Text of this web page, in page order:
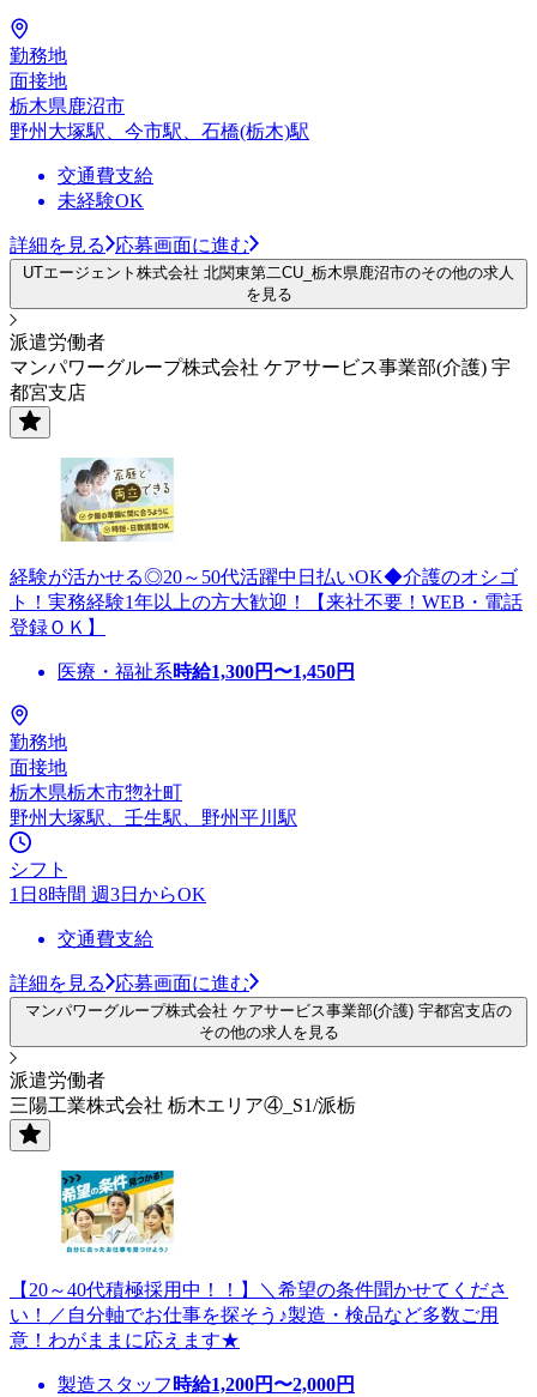
勤務地
面接地
栃木県鹿沼市
野州大塚駅、今市駅、石橋(栃木)駅
交通費支給
未経験OK
詳細を見る 応募画面に進む
UTエージェント株式会社 北関東第二CU_栃木県鹿沼市のその他の求人
を見る
派遣労働者
マンパワーグループ株式会社 ケアサービス事業部(介護) 宇
都宮支店
経験が活かせる◎20～50代活躍中日払いOK◆介護のオシゴ
ト！実務経験1年以上の方大歓迎！【来社不要！WEB・電話
登録ＯＫ】
医療・福祉系時給1,300円〜1,450円
勤務地
面接地
栃木県栃木市惣社町
野州大塚駅、壬生駅、野州平川駅
シフト
1日8時間 週3日からOK
交通費支給
詳細を見る 応募画面に進む
マンパワーグループ株式会社 ケアサービス事業部(介護) 宇都宮支店の
その他の求人を見る
派遣労働者
三陽工業株式会社 栃木エリア④_S1/派栃
【20～40代積極採用中！！】＼希望の条件聞かせてくださ
い！／自分軸でお仕事を探そう♪製造・検品など多数ご用
意！わがままに応えます★
製造スタッフ 時給1,200円〜2,000円